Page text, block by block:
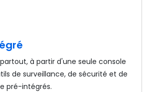
à partir d'une seule console
de surveillance, de sécurité et de
pré-intégrés.